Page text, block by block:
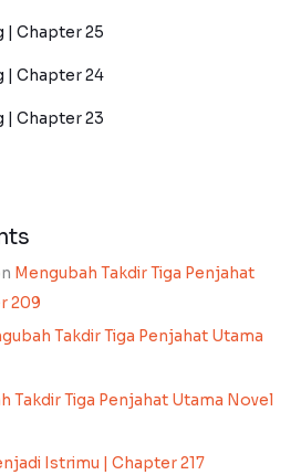
| Chapter 25
| Chapter 24
| Chapter 23
Mengubah Takdir Tiga Penjahat
209
Takdir Tiga Penjahat Utama
Takdir Tiga Penjahat Utama Novel
Istrimu | Chapter 217